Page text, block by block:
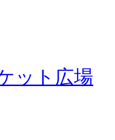
ット広場